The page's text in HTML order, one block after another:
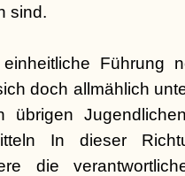
sind.
Führung
doch allmählich
In dieser
die